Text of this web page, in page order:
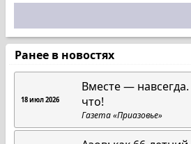
Ранее в новостях
18 июл 2026
Вместе —
что!
Газета «Приазовье»